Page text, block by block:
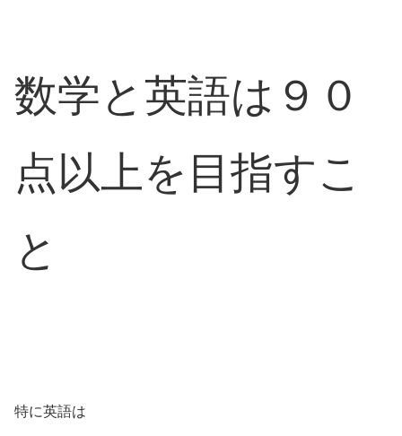
数学と英語は９０
点以上を目指すこ
と
特に英語は